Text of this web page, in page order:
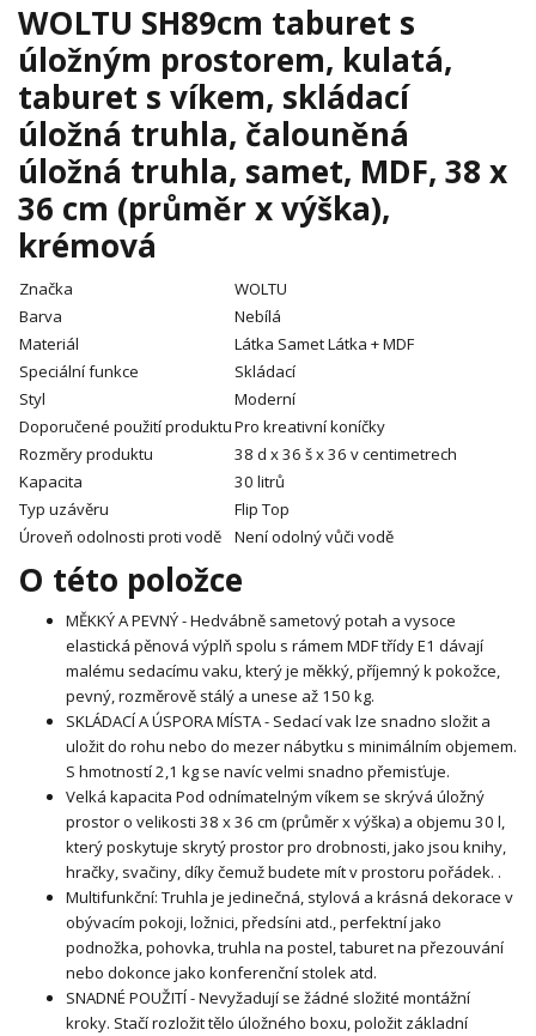
WOLTU SH89cm taburet s
úložným prostorem, kulatá,
taburet s víkem, skládací
úložná truhla, čalouněná
úložná truhla, samet, MDF, 38 x
36 cm (průměr x výška),
krémová
Značka
WOLTU
Barva
Nebílá
Materiál
Látka Samet Látka + MDF
Speciální funkce
Skládací
Styl
Moderní
Doporučené použití produktuPro kreativní koníčky
Rozměry produktu
38 d x 36 š x 36 v centimetrech
Kapacita
30 litrů
Typ uzávěru
Flip Top
Úroveň odolnosti proti vodě
Není odolný vůči vodě
O této položce
MĚKKÝ A PEVNÝ - Hedvábně sametový potah a vysoce
elastická pěnová výplň spolu s rámem MDF třídy E1 dávají
malému sedacímu vaku, který je měkký, příjemný k pokožce,
pevný, rozměrově stálý a unese až 150 kg.
SKLÁDACÍ A ÚSPORA MÍSTA - Sedací vak lze snadno složit a
uložit do rohu nebo do mezer nábytku s minimálním objemem.
S hmotností 2,1 kg se navíc velmi snadno přemisťuje.
Velká kapacita Pod odnímatelným víkem se skrývá úložný
prostor o velikosti 38 x 36 cm (průměr x výška) a objemu 30 l,
který poskytuje skrytý prostor pro drobnosti, jako jsou knihy,
hračky, svačiny, díky čemuž budete mít v prostoru pořádek. .
Multifunkční: Truhla je jedinečná, stylová a krásná dekorace v
obývacím pokoji, ložnici, předsíni atd., perfektní jako
podnožka, pohovka, truhla na postel, taburet na přezouvání
nebo dokonce jako konferenční stolek atd.
SNADNÉ POUŽITÍ - Nevyžadují se žádné složité montážní
kroky. Stačí rozložit tělo úložného boxu, položit základní